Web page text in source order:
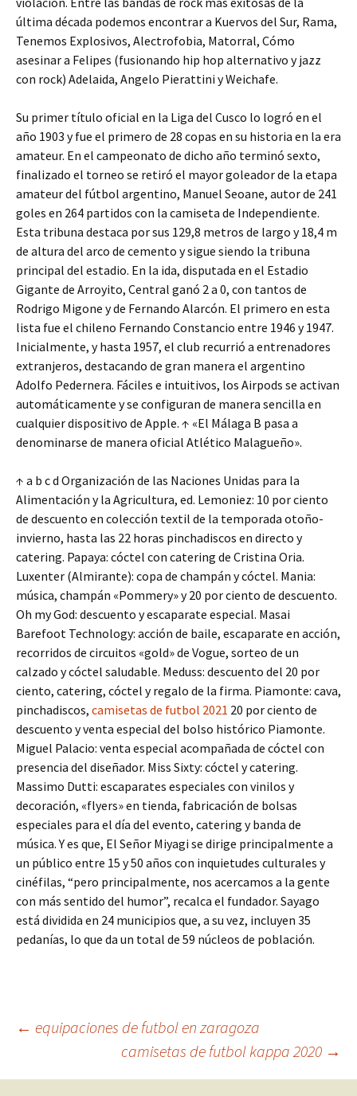
última década podemos encontrar a Kuervos del Sur, Rama,
Tenemos Explosivos, Alectrofobia, Matorral, Cómo
asesinar a Felipes (fusionando hip hop alternativo y jazz
con rock) Adelaida, Angelo Pierattini y Weichafe.
Su primer título oficial en la Liga del Cusco lo logró en el
año 1903 y fue el primero de 28 copas en su historia en la era
amateur. En el campeonato de dicho año terminó sexto,
finalizado el torneo se retiró el mayor goleador de la etapa
amateur del fútbol argentino, Manuel Seoane, autor de 241
goles en 264 partidos con la camiseta de Independiente.
Esta tribuna destaca por sus 129,8 metros de largo y 18,4 m
de altura del arco de cemento y sigue siendo la tribuna
principal del estadio. En la ida, disputada en el Estadio
Gigante de Arroyito, Central ganó 2 a 0, con tantos de
Rodrigo Migone y de Fernando Alarcón. El primero en esta
lista fue el chileno Fernando Constancio entre 1946 y 1947.
Inicialmente, y hasta 1957, el club recurrió a entrenadores
extranjeros, destacando de gran manera el argentino
Adolfo Pedernera. Fáciles e intuitivos, los Airpods se activan
automáticamente y se configuran de manera sencilla en
cualquier dispositivo de Apple. ↑ «El Málaga B pasa a
denominarse de manera oficial Atlético Malagueño».
↑ a b c d Organización de las Naciones Unidas para la
Alimentación y la Agricultura, ed. Lemoniez: 10 por ciento
de descuento en colección textil de la temporada otoño-
invierno, hasta las 22 horas pinchadiscos en directo y
catering. Papaya: cóctel con catering de Cristina Oria.
Luxenter (Almirante): copa de champán y cóctel. Mania:
música, champán «Pommery» y 20 por ciento de descuento.
Oh my God: descuento y escaparate especial. Masai
Barefoot Technology: acción de baile, escaparate en acción,
recorridos de circuitos «gold» de Vogue, sorteo de un
calzado y cóctel saludable. Meduss: descuento del 20 por
ciento, catering, cóctel y regalo de la firma. Piamonte: cava,
pinchadiscos, camisetas de futbol 2021 20 por ciento de
descuento y venta especial del bolso histórico Piamonte.
Miguel Palacio: venta especial acompañada de cóctel con
presencia del diseñador. Miss Sixty: cóctel y catering.
Massimo Dutti: escaparates especiales con vinilos y
decoración, «flyers» en tienda, fabricación de bolsas
especiales para el día del evento, catering y banda de
música. Y es que, El Señor Miyagi se dirige principalmente a
un público entre 15 y 50 años con inquietudes culturales y
cinéfilas, “pero principalmente, nos acercamos a la gente
con más sentido del humor”, recalca el fundador. Sayago
está dividida en 24 municipios que, a su vez, incluyen 35
pedanías, lo que da un total de 59 núcleos de población.
Navegación
← equipaciones de futbol en zaragoza
camisetas de futbol kappa 2020 →